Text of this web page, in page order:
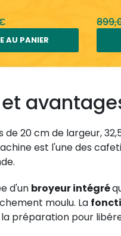
AU PANIER
de 20 cm de largeur,
est l'une des
d'un broyeur intégré
moulu. La
préparation pour